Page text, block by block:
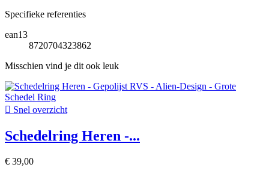
Specifieke referenties
ean13
8720704323862
Misschien vind je dit ook leuk
 Snel overzicht
Schedelring Heren -...
€ 39,00